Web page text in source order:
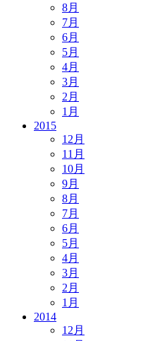
8月
7月
6月
5月
4月
3月
2月
1月
2015
12月
11月
10月
9月
8月
7月
6月
5月
4月
3月
2月
1月
2014
12月